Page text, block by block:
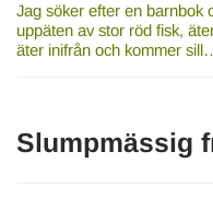
Jag söker efter en barnbok
uppäten av stor röd fisk,
äter inifrån och kommer
Slumpmässig